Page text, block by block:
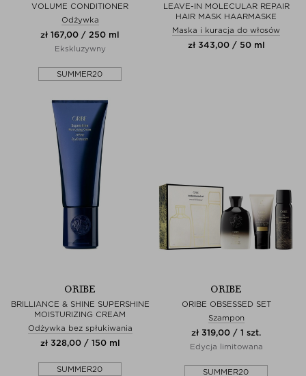
VOLUME CONDITIONER
Odżywka
zł 167,00 / 250 ml
Ekskluzywny
SUMMER20
LEAVE-IN MOLECULAR REPAIR
HAIR MASK HAARMASKE
Maska i kuracja do włosów
zł 343,00 / 50 ml
ORIBE
BRILLIANCE & SHINE SUPERSHINE
MOISTURIZING CREAM
Odżywka bez spłukiwania
zł 328,00 / 150 ml
SUMMER20
ORIBE
ORIBE OBSESSED SET
Szampon
zł 319,00 / 1 szt.
Edycja limitowana
SUMMER20